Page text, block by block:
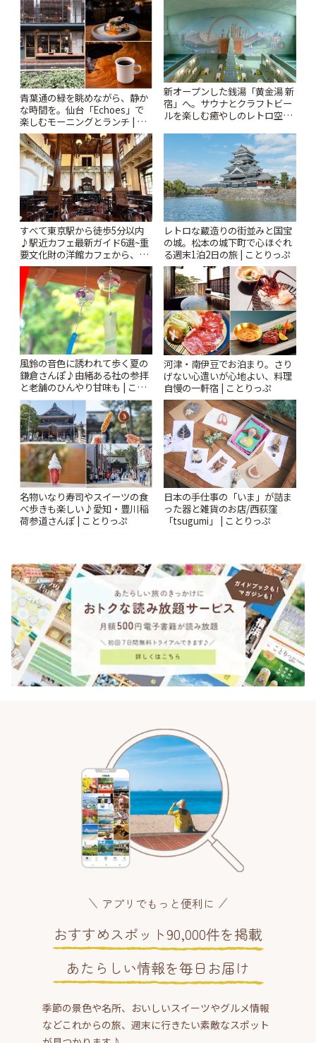
青葉通の緑を眺めながら、静か
な時間を。仙台「Echoes」で
楽しむモーニングとランチ | こ
とりっぷ
新オープンした銭湯「黄金湯 新
宿」へ。サウナとクラフトビー
ルを楽しむ癒やしのレトロ空間
すべて東京駅から徒歩5分以内
♪駅近カフェ最新ガイド6選~重
要文化財の洋館カフェから、改
札すぐのレトロ喫茶まで~ | こと
りっぷ
レトロな蔵造りの街並みと国宝
の城。松本の城下町で心ほぐれ
る週末1泊2日の旅 | ことりっぷ
風鈴の音色に誘われて歩く夏の
鎌倉さんぽ♪由緒ある社の参拝
と老舗のひんやり甘味も | こと
りっぷ
河津・南伊豆でお泊まり。さり
げない心遣いが心地よい、料理
自慢の一軒宿 | ことりっぷ
名物いなり寿司やスイーツの食
べ歩きも楽しい♪愛知・豊川稲
荷参道さんぽ | ことりっぷ
日本の手仕事の「いま」が詰ま
った器と雑貨のお店/西荻窪
「tsugumi」 | ことりっぷ
アプリでもっと便利に
おすすめスポット90,000件を掲載
あたらしい情報を毎日お届け
季節の景色や名所、おいしいスイーツやグルメ情報
などこれからの旅、週末に行きたい素敵なスポット